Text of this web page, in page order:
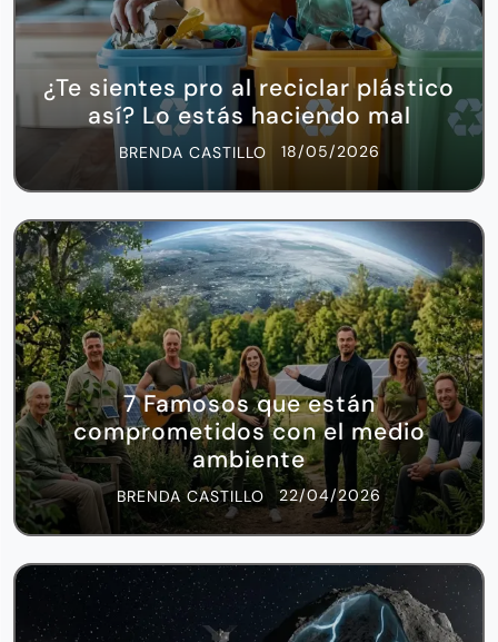
¿Te sientes pro al reciclar plástico
así? Lo estás haciendo mal
BRENDA CASTILLO 18/05/2026
7 Famosos que están
comprometidos con el medio
ambiente
BRENDA CASTILLO 22/04/2026